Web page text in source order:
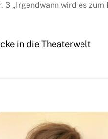
„Irgendwann wird es
in die Theaterwelt